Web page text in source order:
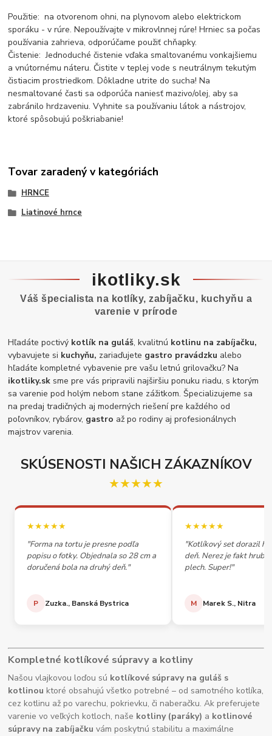
Použitie: na otvorenom ohni, na plynovom alebo elektrickom
sporáku - v rúre. Nepoužívajte v mikrovlnnej rúre! Hrniec sa počas
používania zahrieva, odporúčame použiť chňapky.
Čistenie: Jednoduché čistenie vďaka smaltovanému vonkajšiemu
a vnútornému náteru. Čistite v teplej vode s neutrálnym tekutým
čistiacim prostriedkom. Dôkladne utrite do sucha! Na
nesmaltované časti sa odporúča naniesť mazivo/olej, aby sa
zabránilo hrdzaveniu. Vyhnite sa používaniu látok a nástrojov,
ktoré spôsobujú poškriabanie!
Tovar zaradený v kategóriách
HRNCE
Liatinové hrnce
ikotliky.sk
Váš špecialista na kotlíky, zabíjačku, kuchyňu a
varenie v prírode
Hľadáte poctivý kotlík na guláš, kvalitnú kotlinu na zabíjačku,
vybavujete si kuchyňu, zariaďujete gastro pravádzku alebo
hľadáte kompletné vybavenie pre vašu letnú grilovačku? Na
ikotliky.sk sme pre vás pripravili najširšiu ponuku riadu, s ktorým
sa varenie pod holým nebom stane zážitkom. Špecializujeme sa
na predaj tradičných aj moderných riešení pre každého od
poľovníkov, rybárov, gastro až po rodiny aj profesionálnych
majstrov varenia.
SKÚSENOSTI NAŠICH ZÁKAZNÍKOV
★★★★★
★★★★★
"Forma na tortu je presne podľa
popisu o fotky. Objednala so 28 cm a
doručená bola na druhý deň."
P Zuzka., Banská Bystrica
★★★★★
"Kotlíkový set dorazil
deň. Nerez je fakt
plech. Super!"
M Marek S., Nitra
Kompletné kotlíkové súpravy a kotliny
Našou vlajkovou loďou sú kotlíkové súpravy na guláš s
kotlinou ktoré obsahujú všetko potrebné – od samotného kotlíka,
cez kotlinu až po varechu, pokrievku, či naberačku. Ak preferujete
varenie vo veľkých kotloch, naše kotliny (paráky) a kotlinové
súpravy na zabíjačku vám poskytnú stabilitu a maximálne